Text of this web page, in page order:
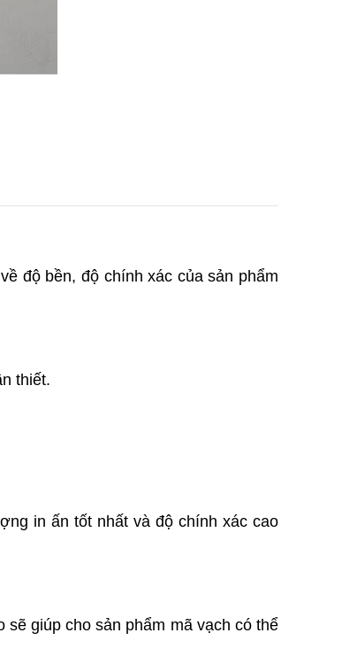
độ bền, độ chính xác của sản phẩm
thiết.
in ấn tốt nhất và độ chính xác cao
giúp cho sản phẩm mã vạch có thể